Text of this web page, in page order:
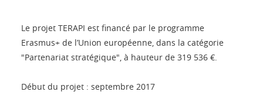
Le projet TERAPI est financé par le programme
Erasmus+ de l’Union européenne, dans la catégorie
"Partenariat stratégique", à hauteur de 319 536 €.
Début du projet : septembre 2017